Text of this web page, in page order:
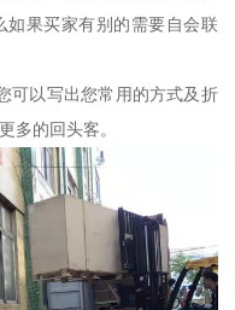
如果买家有别的需要自会联
可以写出您常用的方式及折
多的回头客。